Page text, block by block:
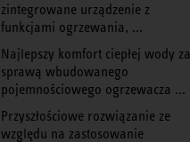
zintegrowane urządzenie z
funkcjami ogrzewania, ...
Najlepszy komfort ciepłej wody za
sprawą wbudowanego
pojemnościowego ogrzewacza ...
Przyszłościowe rozwiązanie ze
względu na zastosowanie